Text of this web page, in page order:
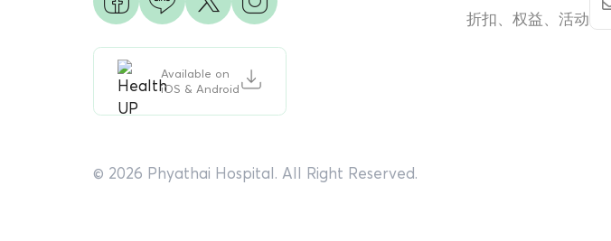
Available on
iOS & Android
折扣、权益、活动
© 2026 Phyathai Hospital. All Right Reserved.